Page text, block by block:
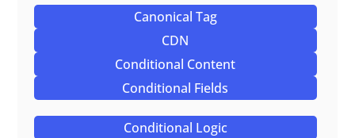
Canonical Tag
CDN
Conditional Content
Conditional Fields
Conditional Logic